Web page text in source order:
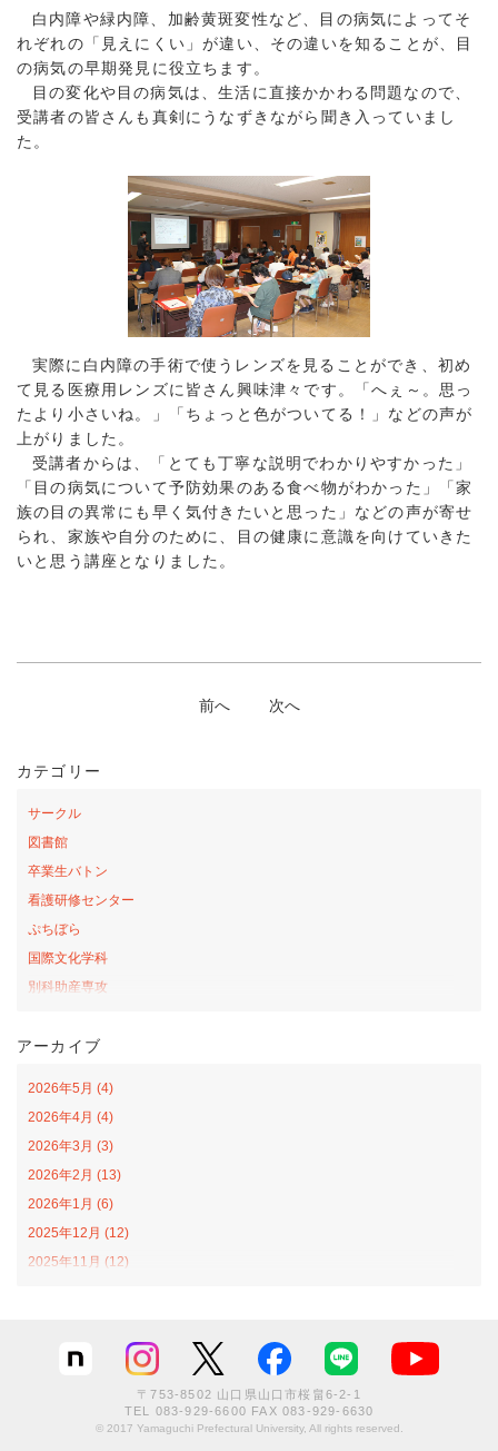
カテゴリー
サークル
図書館
卒業生バトン
看護研修センター
ぷちぼら
国際文化学科
別科助産専攻
お弁当の日プロジェクト
情報社会学科
アーカイブ
2026年5月 (4)
2026年4月 (4)
2026年3月 (3)
2026年2月 (13)
2026年1月 (6)
2025年12月 (12)
2025年11月 (12)
2025年8月 (8)
2025年4月 (4)
白内障や緑内障、加齢黄斑変性など、目の病気によってそ
れぞれの「見えにくい」が違い、その違いを知ることが、目
の病気の早期発見に役立ちます。
目の変化や目の病気は、生活に直接かかわる問題なので、
受講者の皆さんも真剣にうなずきながら聞き入っていまし
た。
実際に白内障の手術で使うレンズを見ることができ、初め
て見る医療用レンズに皆さん興味津々です。「へぇ～。思っ
たより小さいね。」「ちょっと色がついてる！」などの声が
上がりました。
受講者からは、「とても丁寧な説明でわかりやすかった」
「目の病気について予防効果のある食べ物がわかった」「家
族の目の異常にも早く気付きたいと思った」などの声が寄せ
られ、家族や自分のために、目の健康に意識を向けていきた
いと思う講座となりました。
前へ 次へ
〒753-8502 山口県山口市桜畠6-2-1
TEL 083-929-6600 FAX 083-929-6630
© 2017 Yamaguchi Prefectural University, All rights reserved.